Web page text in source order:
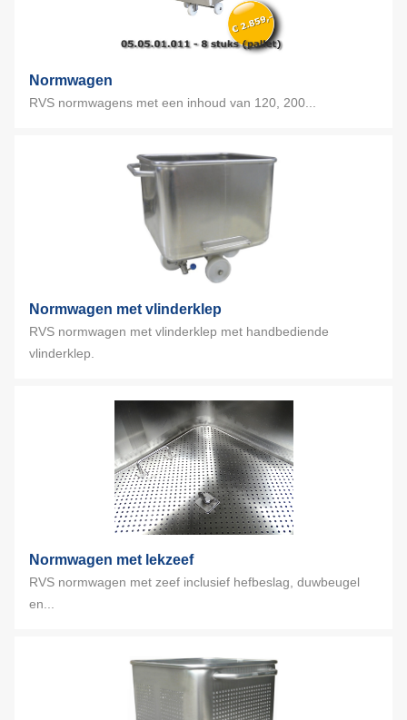
Normwagen
RVS normwagens met een inhoud van 120, 200...
Normwagen met vlinderklep
RVS normwagen met vlinderklep met handbediende
vlinderklep.
Normwagen met lekzeef
RVS normwagen met zeef inclusief hefbeslag, duwbeugel
en...